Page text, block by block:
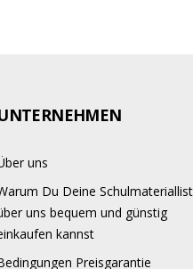
uns
Du Deine
uns bequem und günstig
kannst
Preisgarantie